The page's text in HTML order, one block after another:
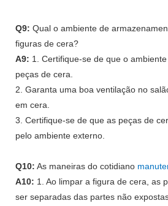
Q9: Qual o ambiente de
figuras de cera?
A9: 1. Certifique-se de que o
peças de cera.
2. Garanta uma boa ventilação no
em cera.
3. Certifique-se de que as peças de
pelo ambiente externo.
Q10: As maneiras do cotidiano
A10: 1. Ao limpar a figura de cera, as
ser separadas das partes não